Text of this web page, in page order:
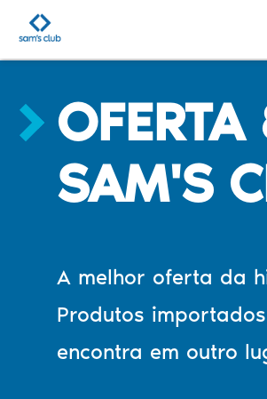
SAM'S
A melhor oferta da
Produtos
encontra em outro